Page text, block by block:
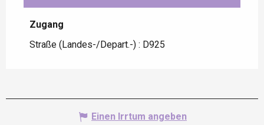
Zugang
Zugang
Straße (Landes-/Depart.-) : D925
Einen Irrtum angeben